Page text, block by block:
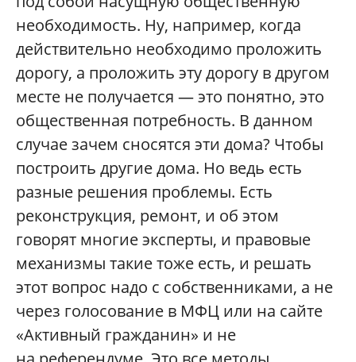
необходимость. Ну, например, когда
действительно необходимо проложить
дорогу, а проложить эту дорогу в другом
месте не получается — это понятно, это
общественная потребность. В данном
случае зачем сносятся эти дома? Чтобы
построить другие дома. Но ведь есть
разные решения проблемы. Есть
реконструкция, ремонт, и об этом
говорят многие эксперты, и правовые
механизмы такие тоже есть, и решать
этот вопрос надо с собственниками, а не
через голосование в МФЦ или на сайте
«Активный гражданин» и не